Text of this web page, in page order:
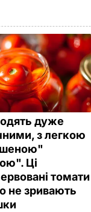
дуже
з легкою
Ці
томати
не зривають